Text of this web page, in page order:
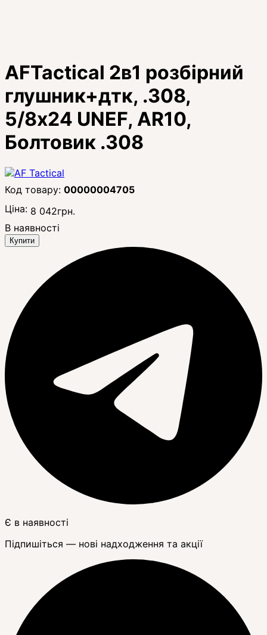
AFTactical 2в1 розбірний
глушник+дтк, .308,
5/8x24 UNEF, AR10,
Болтовик .308
00000004705
Ціна: 8 042грн.
В наявності
Купити
Є в наявності
Підпишіться — нові надходження та акції